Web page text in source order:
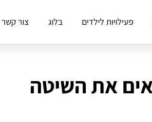
פעילויות לילדים בלוג צור קשר
את השיטה